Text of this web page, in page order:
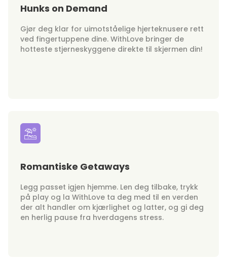
Hunks on Demand
Gjør deg klar for uimotståelige hjerteknusere rett
ved fingertuppene dine. WithLove bringer de
hotteste stjerneskyggene direkte til skjermen din!
Romantiske Getaways
Legg passet igjen hjemme. Len deg tilbake, trykk
på play og la WithLove ta deg med til en verden
der alt handler om kjærlighet og latter, og gi deg
en herlig pause fra hverdagens stress.